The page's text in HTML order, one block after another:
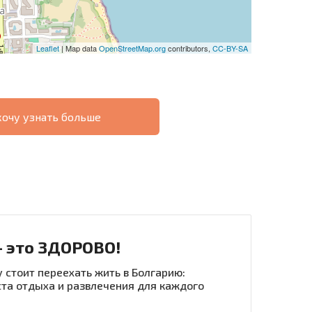
Leaflet | Map dataOpenStreetMap.orgcontributors, CC-BY-SA
узнать больше
| Нажимая кнопку, вы разрешаете
это ЗДОРОВО!
переехать жить в Болгарию:
отдыха и развлечения для каждого